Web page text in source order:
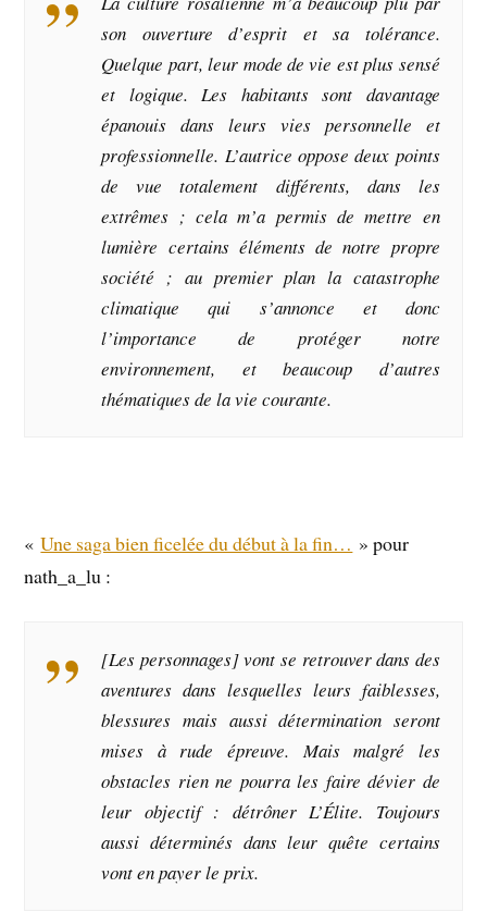
son ouverture d’esprit et sa tolérance.
Quelque part, leur mode de vie est plus sensé
et logique. Les habitants sont davantage
épanouis dans leurs vies personnelle et
professionnelle. L’autrice oppose deux points
de vue totalement différents, dans les
extrêmes ; cela m’a permis de mettre en
lumière certains éléments de notre propre
société ; au premier plan la catastrophe
climatique qui s’annonce et donc
l’importance de protéger notre
environnement, et beaucoup d’autres
thématiques de la vie courante.
«Une saga bien ficelée du début à la fin… » pour
nath_a_lu :
[Les personnages] vont se retrouver dans des
aventures dans lesquelles leurs faiblesses,
blessures mais aussi détermination seront
mises à rude épreuve. Mais malgré les
obstacles rien ne pourra les faire dévier de
leur objectif : détrôner L’Élite. Toujours
aussi déterminés dans leur quête certains
vont en payer le prix.